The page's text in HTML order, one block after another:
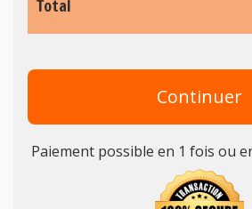
Total
Continuer
Paiement possible en 1 fois ou